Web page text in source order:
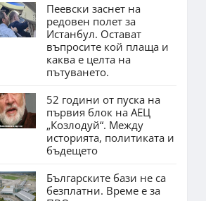
Пеевски заснет на
редовен полет за
Истанбул. Остават
въпросите кой плаща и
каква е целта на
пътуването.
52 години от пуска на
първия блок на АЕЦ
„Козлодуй“. Между
историята, политиката и
бъдещето
Българските бази не са
безплатни. Време е за